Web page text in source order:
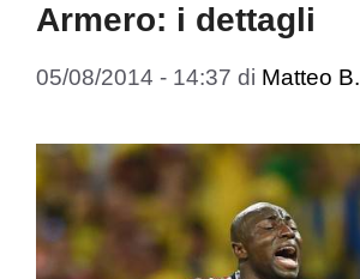
Armero: i dettagli
05/08/2014 - 14:37 di Matteo B.